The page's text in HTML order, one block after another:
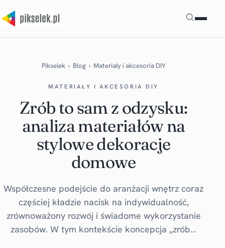
Szukaj
Pikselek› Blog› Materiały i akcesoria DIY
MATERIAŁY I AKCESORIA DIY
Zrób to sam z odzysku:
analiza materiałów na
stylowe dekoracje
domowe
Współczesne podejście do aranżacji wnętrz coraz
częściej kładzie nacisk na indywidualność,
zrównoważony rozwój i świadome wykorzystanie
zasobów. W tym kontekście koncepcja „zrób…